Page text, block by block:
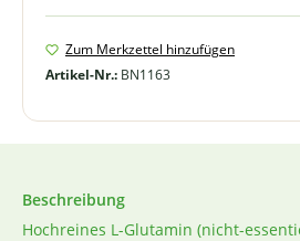
Zum Merkzettel hinzufügen
Artikel-Nr.: BN1163
Beschreibung
Hochreines L-Glutamin (nicht-